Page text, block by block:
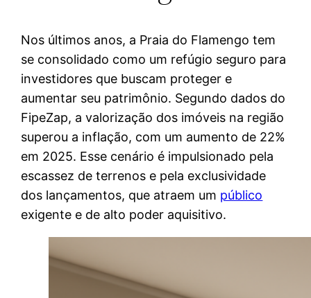
Nos últimos anos, a Praia do Flamengo tem
se consolidado como um refúgio seguro para
investidores que buscam proteger e
aumentar seu patrimônio. Segundo dados do
FipeZap, a valorização dos imóveis na região
superou a inflação, com um aumento de 22%
em 2025. Esse cenário é impulsionado pela
escassez de terrenos e pela exclusividade
dos lançamentos, que atraem um público
exigente e de alto poder aquisitivo.